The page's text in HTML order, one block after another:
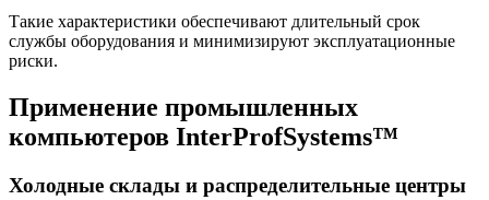
Такие характеристики обеспечивают длительный срок
службы оборудования и минимизируют эксплуатационные
риски.
Применение промышленных
компьютеров InterProfSystems™
Холодные склады и распределительные центры